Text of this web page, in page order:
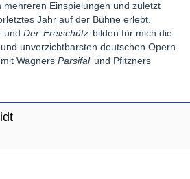
Einspielungen und zuletzt
Jahr auf der Bühne erlebt.
und Der Freischütz bilden für mich die
unverzichtbarsten deutschen Opern
Wagners Parsifal und Pfitzners